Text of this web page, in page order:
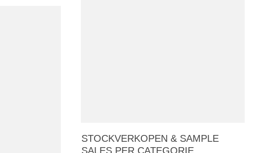
STOCKVERKOPEN & SAMPLE
SALES PER CATEGORIE